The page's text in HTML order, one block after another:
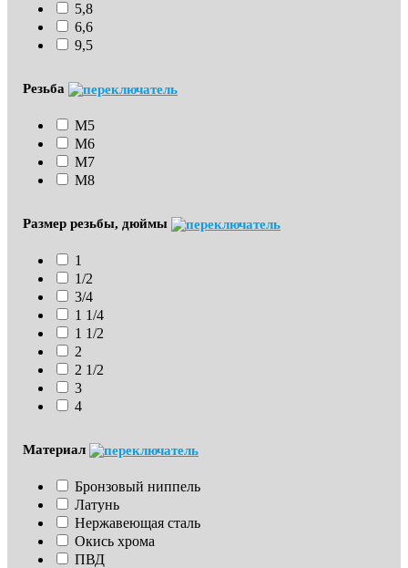
5,8
6,6
9,5
Резьба
М5
М6
М7
М8
Размер резьбы, дюймы
1
1/2
3/4
1 1/4
1 1/2
2
2 1/2
3
4
Материал
Бронзовый ниппель
Латунь
Нержавеющая сталь
Окись хрома
ПВД